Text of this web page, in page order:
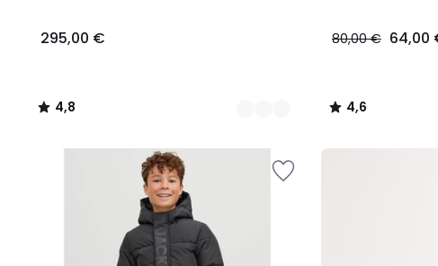
295,00 €
4,8
/
80,00 € 64,00
4,6
/